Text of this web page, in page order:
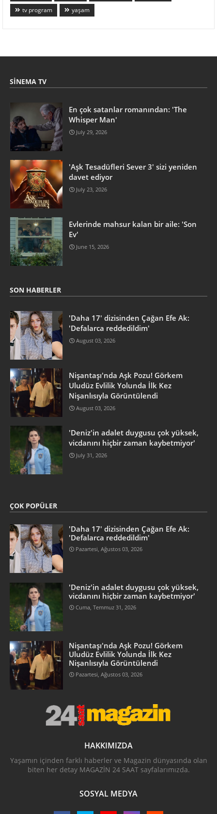
tv program
yaşam
SINEMA TV
En çok satanlar romanından: 'The
Whisper Man'
July 29, 2026
'Aşk Tesadüfleri Sever 3' sizi yeniden
davet ediyor
July 23, 2026
Evlerinde mahsur kalan bir aile: 'Son
Ev'
June 15, 2026
SON HABERLER
'Daha 17' dizisinden Çağan Efe Ak:
'Defalarca reddedildim'
August 03, 2026
Nişantaşı'nda Aşk Pozu! Görkem
Uludüz Evlilik Yolunda İlk Kez
Nişanlısıyla Görüntülendi
August 03, 2026
'Deniz'in adalet duygusu çok yüksek,
vicdanını hiçbir zaman kaybetmiyor'
July 31, 2026
ÇOK POPÜLER
'Daha 17' dizisinden Çağan Efe Ak:
'Defalarca reddedildim'
Pazartesi, Ağustos 03, 2026
'Deniz'in adalet duygusu çok yüksek,
vicdanını hiçbir zaman kaybetmiyor'
Cuma, Temmuz 31, 2026
Nişantaşı'nda Aşk Pozu! Görkem
Uludüz Evlilik Yolunda İlk Kez
Nişanlısıyla Görüntülendi
Pazartesi, Ağustos 03, 2026
HAKKIMIZDA
Yaşamın içinden farklı haberler ve Magazin dünyasında olan
biten her detay MAGAZİN 24 SAAT sayfalarımızda.
SOSYAL MEDYA